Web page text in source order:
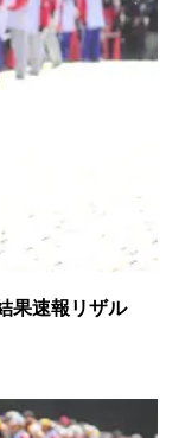
果速報リザル